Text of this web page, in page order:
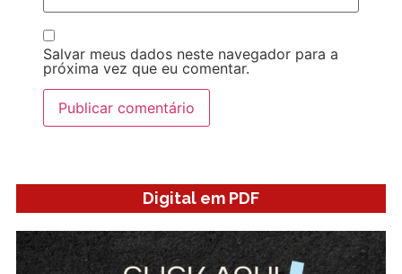
Salvar meus dados neste navegador para a
próxima vez que eu comentar.
Digital em PDF